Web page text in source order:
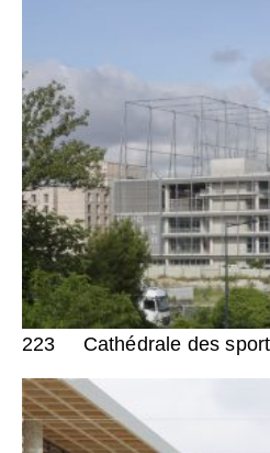
223 Cathédrale des